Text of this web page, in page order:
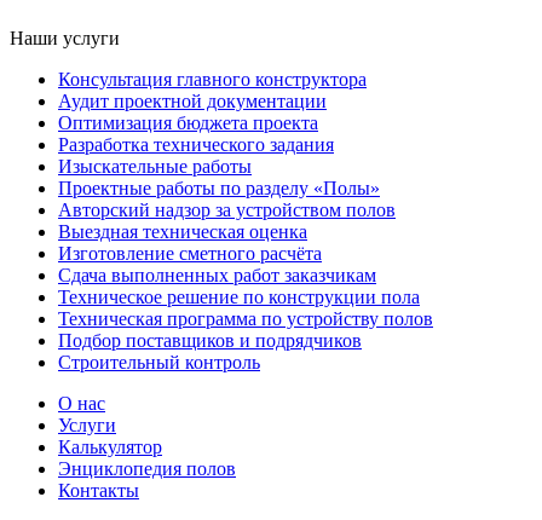
Наши услуги
Консультация главного конструктора
Аудит проектной документации
Оптимизация бюджета проекта
Разработка технического задания
Изыскательные работы
Проектные работы по разделу «Полы»
Авторский надзор за устройством полов
Выездная техническая оценка
Изготовление сметного расчёта
Сдача выполненных работ заказчикам
Техническое решение по конструкции пола
Техническая программа по устройству полов
Подбор поставщиков и подрядчиков
Строительный контроль
О нас
Услуги
Калькулятор
Энциклопедия полов
Контакты